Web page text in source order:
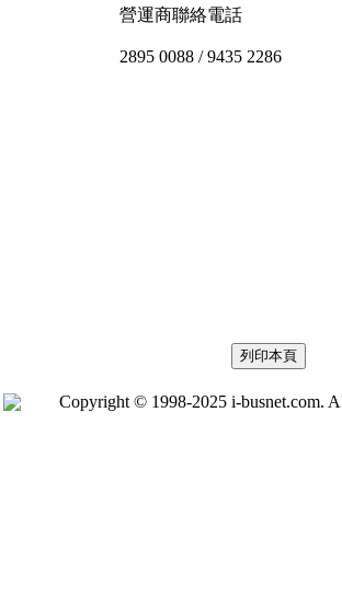
營運商聯絡電話
2895 0088 / 9435 2286
Copyright © 1998-2025 i-busnet.com.